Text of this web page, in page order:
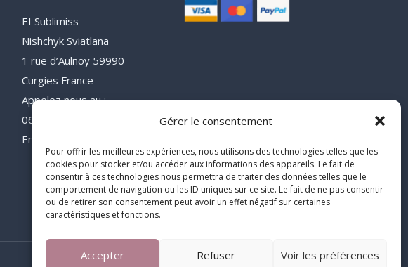
Gérer le consentement
Pour offrir les meilleures expériences, nous utilisons des technologies telles que les
cookies pour stocker et/ou accéder aux informations des appareils. Le fait de
consentir à ces technologies nous permettra de traiter des données telles que le
comportement de navigation ou les ID uniques sur ce site. Le fait de ne pas consentir
ou de retirer son consentement peut avoir un effet négatif sur certaines
caractéristiques et fonctions.
Accepter Refuser Voir les préférences
EI Sublimiss
Nishchyk Sviatlana
1 rue d’Aulnoy 59990
Curgies France
Appelez nous au :
06 71 08 31 03
Email : info@sublimiss.fr